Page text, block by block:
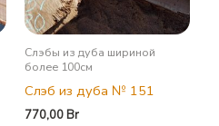
Слэбы из дуба шириной
более 100см
Слэб из дуба № 151
770,00Br